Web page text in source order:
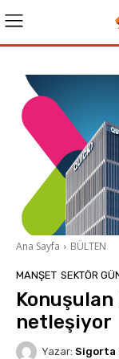
Ana Sayfa BÜLTEN
MANŞET SEKTÖR
netleşiyor
Yazar: Sigorta